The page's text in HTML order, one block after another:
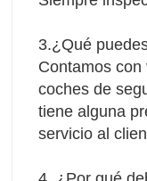
3.¿Qué
Contamos
coches de
tiene alguna
servicio al